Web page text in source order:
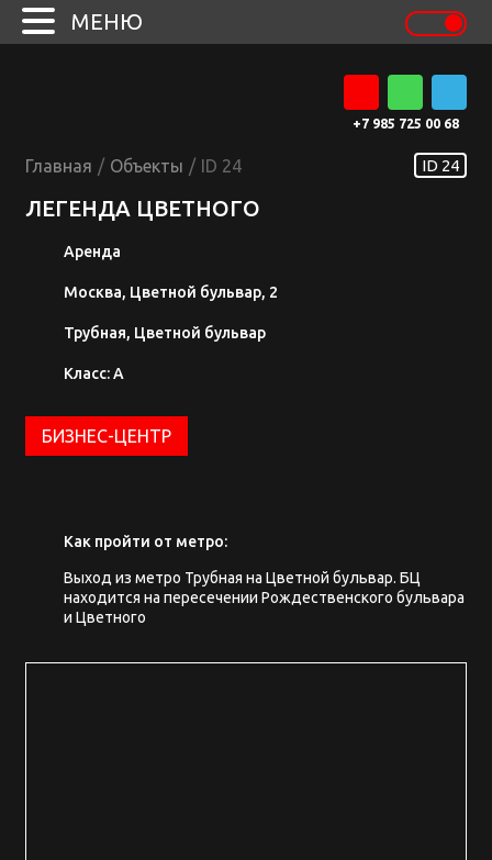
+7 985 725 00 68
Главная / Объекты / ID 24 ID 24
ЛЕГЕНДА ЦВЕТНОГО
Аренда
Москва, Цветной бульвар, 2
Трубная, Цветной бульвар
Класс: A
БИЗНЕС-ЦЕНТР
Как пройти от метро:
Выход из метро Трубная на Цветной бульвар. БЦ
находится на пересечении Рождественского бульвара
и Цветного
МЕНЮ